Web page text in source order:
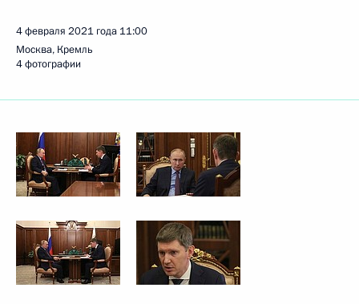
4 февраля 2021 года 11:00
Москва, Кремль
4 фотографии